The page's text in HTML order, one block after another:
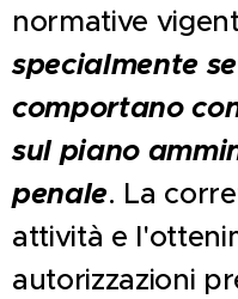
normative
specialmente
comportano
sul piano
penale. La
attività e
autorizzazioni